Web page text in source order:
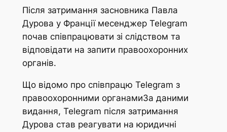
Після затримання засновника Павла
Дурова у Франції месенджер Telegram
почав співпрацювати зі слідством та
відповідати на запити правоохоронних
органів.
Що відомо про співпрацю Telegram з
правоохоронними органамиЗа даними
видання, Telegram після затримання
Дурова став реагувати на юридичні